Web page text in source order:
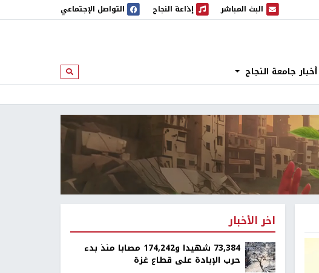
البث المباشر
البث المباشر إذاعة النجاح
إذاعة النجاح التواصل الإجتماعي
أخبار جامعة النجاح ابحث
اخر الأخبار
73,384 شهيدا و174,242 مصابا منذ بدء
حرب الإبادة على قطاع غزة